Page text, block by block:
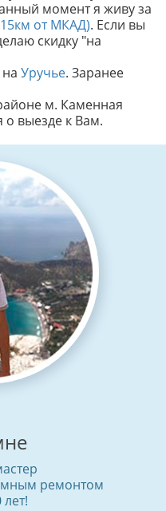
момент я живу за
от МКАД). Если вы
скидку "на
Уручье. Заранее
м. Каменная
о выезде к Вам.
ремонтом